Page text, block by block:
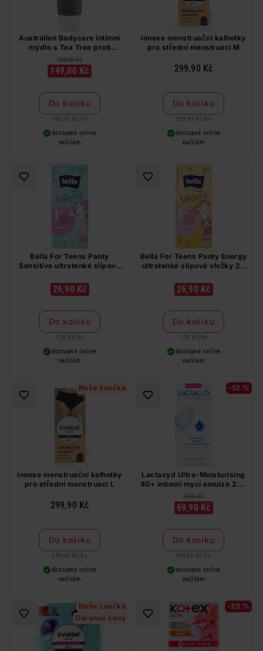
Australian Bodycare intimní
mýdlo s Tea Tree proti
zápachu a svědění 200 ml
199,00 Kč
149,00 Kč
Do košíku
745,00 Kč / lit
dostupné online
načítám
innese menstruační kalhotky
pro střední menstruaci M
299,90 Kč
Do košíku
299,90 Kč / ks
dostupné online
načítám
Bella For Teens Panty
Sensitive ultratenké slipové
26,90 Kč
Do košíku
1,35 Kč/ ks
dostupné online
načítám
Bella For Teens Panty Energy
ultratenké slipové vložky 20
26,90 Kč
Do košíku
1,35 Kč/ ks
dostupné online
načítám
Naše značka
innese menstruační kalhotky
pro střední menstruaci L
299,90 Kč
Do košíku
299,90 Kč / ks
dostupné online
načítám
-12 %
Lactacyd Ultra-Moisturising
40+ intimní mycí emulze 200
ml
79,90 Kč
69,90 Kč
Do košíku
349,50 Kč / lit
dostupné online
načítám
Naše značka
Garance ceny
-25 %